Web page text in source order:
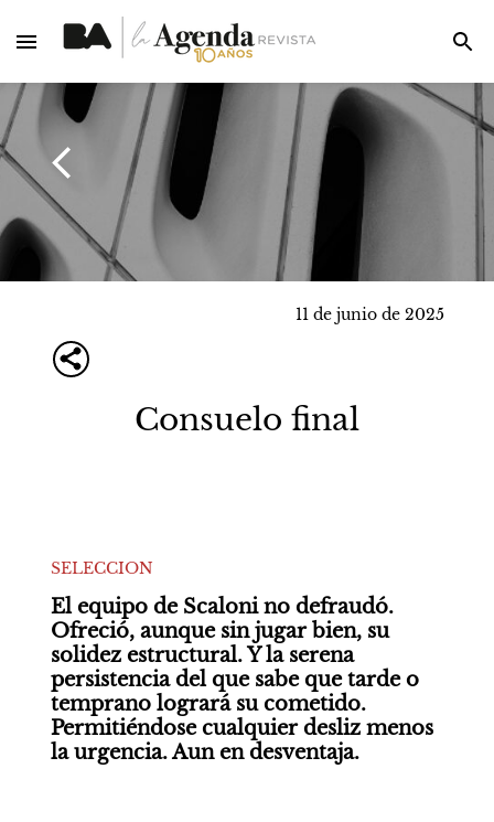
11 de junio de 2025
Consuelo final
SELECCION
El equipo de Scaloni no defraudó.
Ofreció, aunque sin jugar bien, su
solidez estructural. Y la serena
persistencia del que sabe que tarde o
temprano logrará su cometido.
Permitiéndose cualquier desliz menos
la urgencia. Aun en desventaja.